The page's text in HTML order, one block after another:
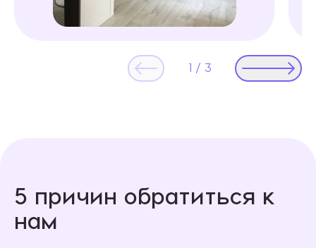
1 / 3
5 причин обратиться к
нам